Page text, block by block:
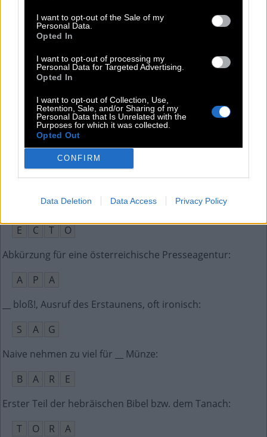
I want to opt-out of the Sale of my
Personal Data.
Opted In
I want to opt-out of processing my
Personal Data for Targeted Advertising.
Opted In
I want to opt-out of Collection, Use,
Retention, Sale, and/or Sharing of my
Personal Data that Is Unrelated with the
Purposes for which it was collected.
Opted Out
CONFIRM
Data Deletion Data Access Privacy Policy
O A
P
Bösewicht aus König der Löwen:
C A
R
Alte Einheit für Luftdruckmessung:
T U
E
So sind Baumstämme ohne Zweige
A
S T F R E
I
__-1, Name des Autos im Film Ghostbusters (1984):
E
C T
O
Abkürzung für eine österreichische Presseagentur:
A
P
A
__ bloß!, Ausruf des Erstaunens, oft ironisch:
S
A
G
Naive nehmen zu viel für __ Münze:
B
A R
E
Erster Teil der hebräischen Bibel bzw. dem Tanach:
T
O R
A